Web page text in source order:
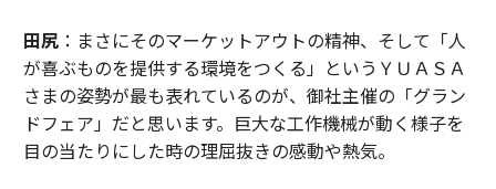
田尻：まさにそのマーケットアウトの精神、そして「人
が喜ぶものを提供する環境をつくる」というＹＵＡＳＡ
さまの姿勢が最も表れているのが、御社主催の「グラン
ドフェア」だと思います。巨大な工作機械が動く様子を
目の当たりにした時の理屈抜きの感動や熱気。